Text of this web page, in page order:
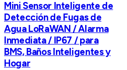
Mini Sensor Inteligente de
Detección de Fugas de
Agua LoRaWAN / Alarma
Inmediata / IP67 / para
BMS, Baños Inteligentes y
Hogar